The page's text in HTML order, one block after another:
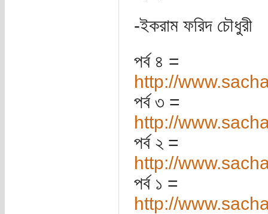
-ইকরাম ফরিদ চৌধুরী
পর্ব ৪ =
http://
পর্ব ৩ =
http://
পর্ব ২ =
http://
পর্ব ১ =
http://